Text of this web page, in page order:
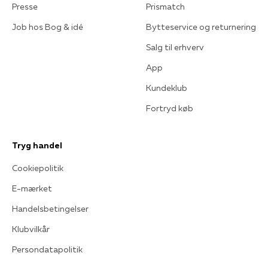
Presse
Job hos Bog & idé
Prismatch
Bytteservice og returnering
Salg til erhverv
App
Kundeklub
Fortryd køb
Tryg handel
Cookiepolitik
E-mærket
Handelsbetingelser
Klubvilkår
Persondatapolitik